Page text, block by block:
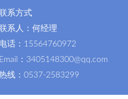
系方式
系人：何经理
电话：15564760972
Email：3405148300@qq.com
线：0537-2583299